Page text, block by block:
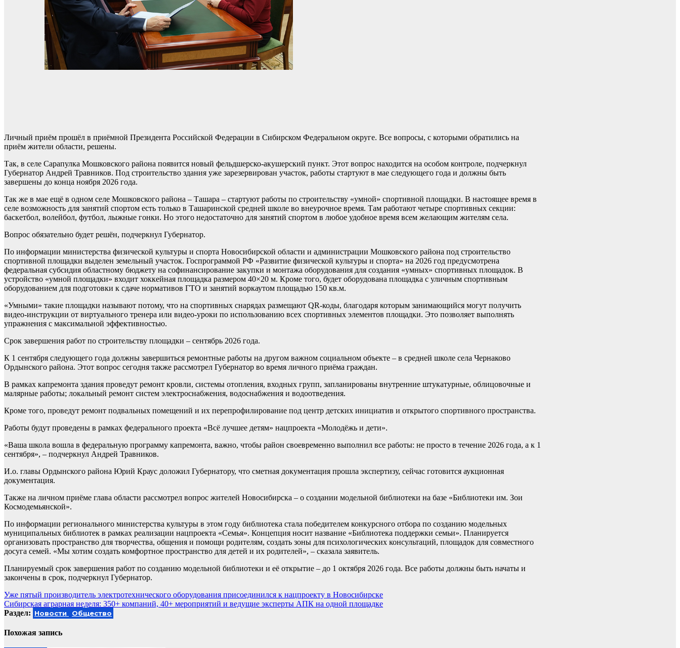
Личный приём прошёл в приёмной Президента Российской Федерации в Сибирском Федеральном округе. Все вопросы, с которыми обратились на
приём жители области, решены.
Так, в селе Сарапулка Мошковского района появится новый фельдшерско-акушерский пункт. Этот вопрос находится на особом контроле, подчеркнул
Губернатор Андрей Травников. Под строительство здания уже зарезервирован участок, работы стартуют в мае следующего года и должны быть
завершены до конца ноября 2026 года.
Так же в мае ещё в одном селе Мошковского района – Ташара – стартуют работы по строительству «умной» спортивной площадки. В настоящее время в
селе возможность для занятий спортом есть только в Ташаринской средней школе во внеурочное время. Там работают четыре спортивных секции:
баскетбол, волейбол, футбол, лыжные гонки. Но этого недостаточно для занятий спортом в любое удобное время всем желающим жителям села.
Вопрос обязательно будет решён, подчеркнул Губернатор.
По информации министерства физической культуры и спорта Новосибирской области и администрации Мошковского района под строительство
спортивной площадки выделен земельный участок. Госпрограммой РФ «Развитие физической культуры и спорта» на 2026 год предусмотрена
федеральная субсидия областному бюджету на софинансирование закупки и монтажа оборудования для создания «умных» спортивных площадок. В
устройство «умной площадки» входит хоккейная площадка размером 40×20 м. Кроме того, будет оборудована площадка с уличным спортивным
оборудованием для подготовки к сдаче нормативов ГТО и занятий воркаутом площадью 150 кв.м.
«Умными» такие площадки называют потому, что на спортивных снарядах размещают QR-коды, благодаря которым занимающийся могут получить
видео-инструкции от виртуального тренера или видео-уроки по использованию всех спортивных элементов площадки. Это позволяет выполнять
упражнения с максимальной эффективностью.
Срок завершения работ по строительству площадки – сентябрь 2026 года.
К 1 сентября следующего года должны завершиться ремонтные работы на другом важном социальном объекте – в средней школе села Чернаково
Ордынского района. Этот вопрос сегодня также рассмотрел Губернатор во время личного приёма граждан.
В рамках капремонта здания проведут ремонт кровли, системы отопления, входных групп, запланированы внутренние штукатурные, облицовочные и
малярные работы; локальный ремонт систем электроснабжения, водоснабжения и водоотведения.
Кроме того, проведут ремонт подвальных помещений и их перепрофилирование под центр детских инициатив и открытого спортивного пространства.
Работы будут проведены в рамках федерального проекта «Всё лучшее детям» нацпроекта «Молодёжь и дети».
«Ваша школа вошла в федеральную программу капремонта, важно, чтобы район своевременно выполнил все работы: не просто в течение 2026 года, а к 1
сентября», – подчеркнул Андрей Травников.
И.о. главы Ордынского района Юрий Краус доложил Губернатору, что сметная документация прошла экспертизу, сейчас готовится аукционная
документация.
Также на личном приёме глава области рассмотрел вопрос жителей Новосибирска – о создании модельной библиотеки на базе «Библиотеки им. Зои
Космодемьянской».
По информации регионального министерства культуры в этом году библиотека стала победителем конкурсного отбора по созданию модельных
муниципальных библиотек в рамках реализации нацпроекта «Семья». Концепция носит название «Библиотека поддержки семьи». Планируется
организовать пространство для творчества, общения и помощи родителям, создать зоны для психологических консультаций, площадок для совместного
досуга семей. «Мы хотим создать комфортное пространство для детей и их родителей», – сказала заявитель.
Планируемый срок завершения работ по созданию модельной библиотеки и её открытие – до 1 октября 2026 года. Все работы должны быть начаты и
закончены в срок, подчеркнул Губернатор.
Навигация
по
Уже пятый производитель электротехнического оборудования присоединился к нацпроекту в Новосибирске
Сибирская аграрная неделя: 350+ компаний, 40+ мероприятий и ведущие эксперты АПК на одной площадке
Раздел: Новости Общество
Похожая запись